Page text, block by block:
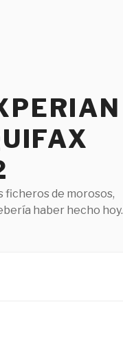
ficheros de morosos,
haber hecho hoy.